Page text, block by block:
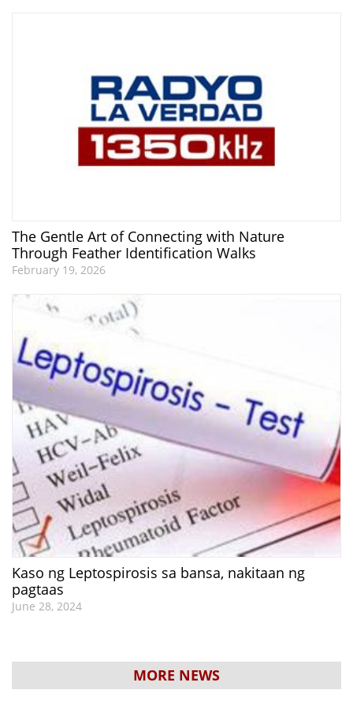
The Gentle Art of Connecting with Nature
Through Feather Identification Walks
February 19, 2026
Kaso ng Leptospirosis sa bansa, nakitaan ng
pagtaas
June 28, 2024
MORE NEWS